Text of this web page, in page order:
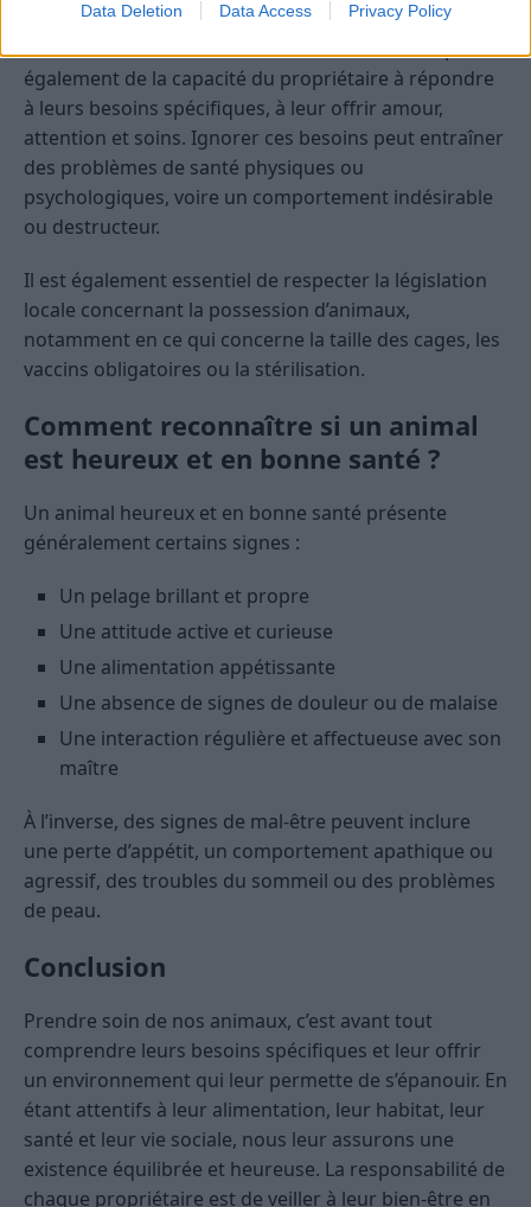
Data Deletion Data Access Privacy Policy
importante. Il ne suffit pas de leur donner à manger
ou de leur fournir un habitat. Leur bien-être dépend
également de la capacité du propriétaire à répondre
à leurs besoins spécifiques, à leur offrir amour,
attention et soins. Ignorer ces besoins peut entraîner
des problèmes de santé physiques ou
psychologiques, voire un comportement indésirable
ou destructeur.
Il est également essentiel de respecter la législation
locale concernant la possession d’animaux,
notamment en ce qui concerne la taille des cages, les
vaccins obligatoires ou la stérilisation.
Comment reconnaître si un animal
est heureux et en bonne santé ?
Un animal heureux et en bonne santé présente
généralement certains signes :
Un pelage brillant et propre
Une attitude active et curieuse
Une alimentation appétissante
Une absence de signes de douleur ou de malaise
Une interaction régulière et affectueuse avec son
maître
À l’inverse, des signes de mal-être peuvent inclure
une perte d’appétit, un comportement apathique ou
agressif, des troubles du sommeil ou des problèmes
de peau.
Conclusion
Prendre soin de nos animaux, c’est avant tout
comprendre leurs besoins spécifiques et leur offrir
un environnement qui leur permette de s’épanouir. En
étant attentifs à leur alimentation, leur habitat, leur
santé et leur vie sociale, nous leur assurons une
existence équilibrée et heureuse. La responsabilité de
chaque propriétaire est de veiller à leur bien-être en